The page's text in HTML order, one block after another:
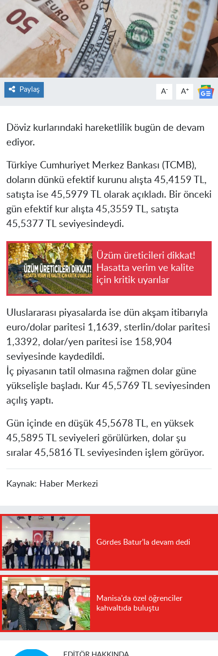
Paylaş A- A+
Döviz kurlarındaki hareketlilik bugün de devam
ediyor.
Türkiye Cumhuriyet Merkez Bankası (TCMB),
doların dünkü efektif kurunu alışta 45,4159 TL ,
satışta ise 45,5979 TL
olarak açıkladı. Bir önceki
gün efektif kur alışta 45,3559 TL , satışta
45,5377 TL
seviyesindeydi.
Üzüm üreticileri dikkat!
Hasatta verim ve kalite
için kritik uyarılar
Uluslararası piyasalarda ise dün akşam itibarıyla
euro/dolar paritesi 1,1639, sterlin/dolar paritesi
1,3392, dolar/yen paritesi ise 158,904
seviyesinde kaydedildi.
İç piyasanın tatil olmasına rağmen dolar güne
yükselişle başladı. Kur 45,5769 TL
seviyesinden
açılış yaptı.
Gün içinde en düşük 45,5678 TL , en yüksek
45,5895 TL
seviyeleri görülürken, dolar şu
sıralar 45,5816 TL seviyesinden işlem görüyor.
Kaynak: Haber Merkezi
Gördes Batur'la devam dedi
Manisa'da özel öğrenciler
kahvaltıda buluştu